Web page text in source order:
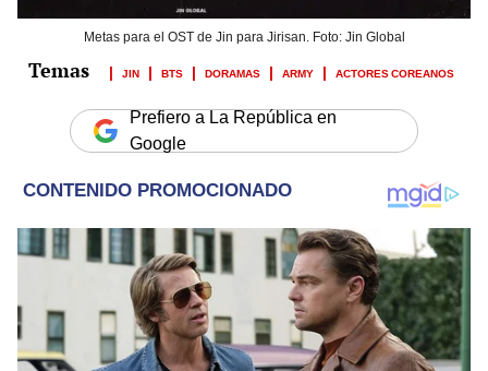
Metas para el OST de Jin para Jirisan. Foto: Jin Global
JIN BTS DORAMAS ARMY ACTORES COREANOS
Prefiero a La República en
Google